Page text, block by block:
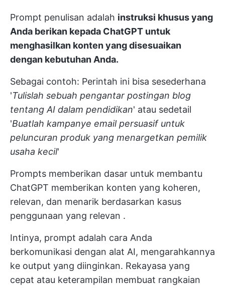
Prompt penulisan adalah instruksi khusus yang
Anda berikan kepada ChatGPT untuk
menghasilkan konten yang disesuaikan
dengan kebutuhan Anda.
Sebagai contoh: Perintah ini bisa sesederhana
'Tulislah sebuah pengantar postingan blog
tentang AI dalam pendidikan' atau sedetail
'Buatlah kampanye email persuasif untuk
peluncuran produk yang menargetkan pemilik
usaha kecil'
Prompts memberikan dasar untuk membantu
ChatGPT memberikan konten yang koheren,
relevan, dan menarik berdasarkan kasus
penggunaan yang relevan .
Intinya, prompt adalah cara Anda
berkomunikasi dengan alat AI, mengarahkannya
ke output yang diinginkan. Rekayasa yang
cepat atau keterampilan membuat rangkaian